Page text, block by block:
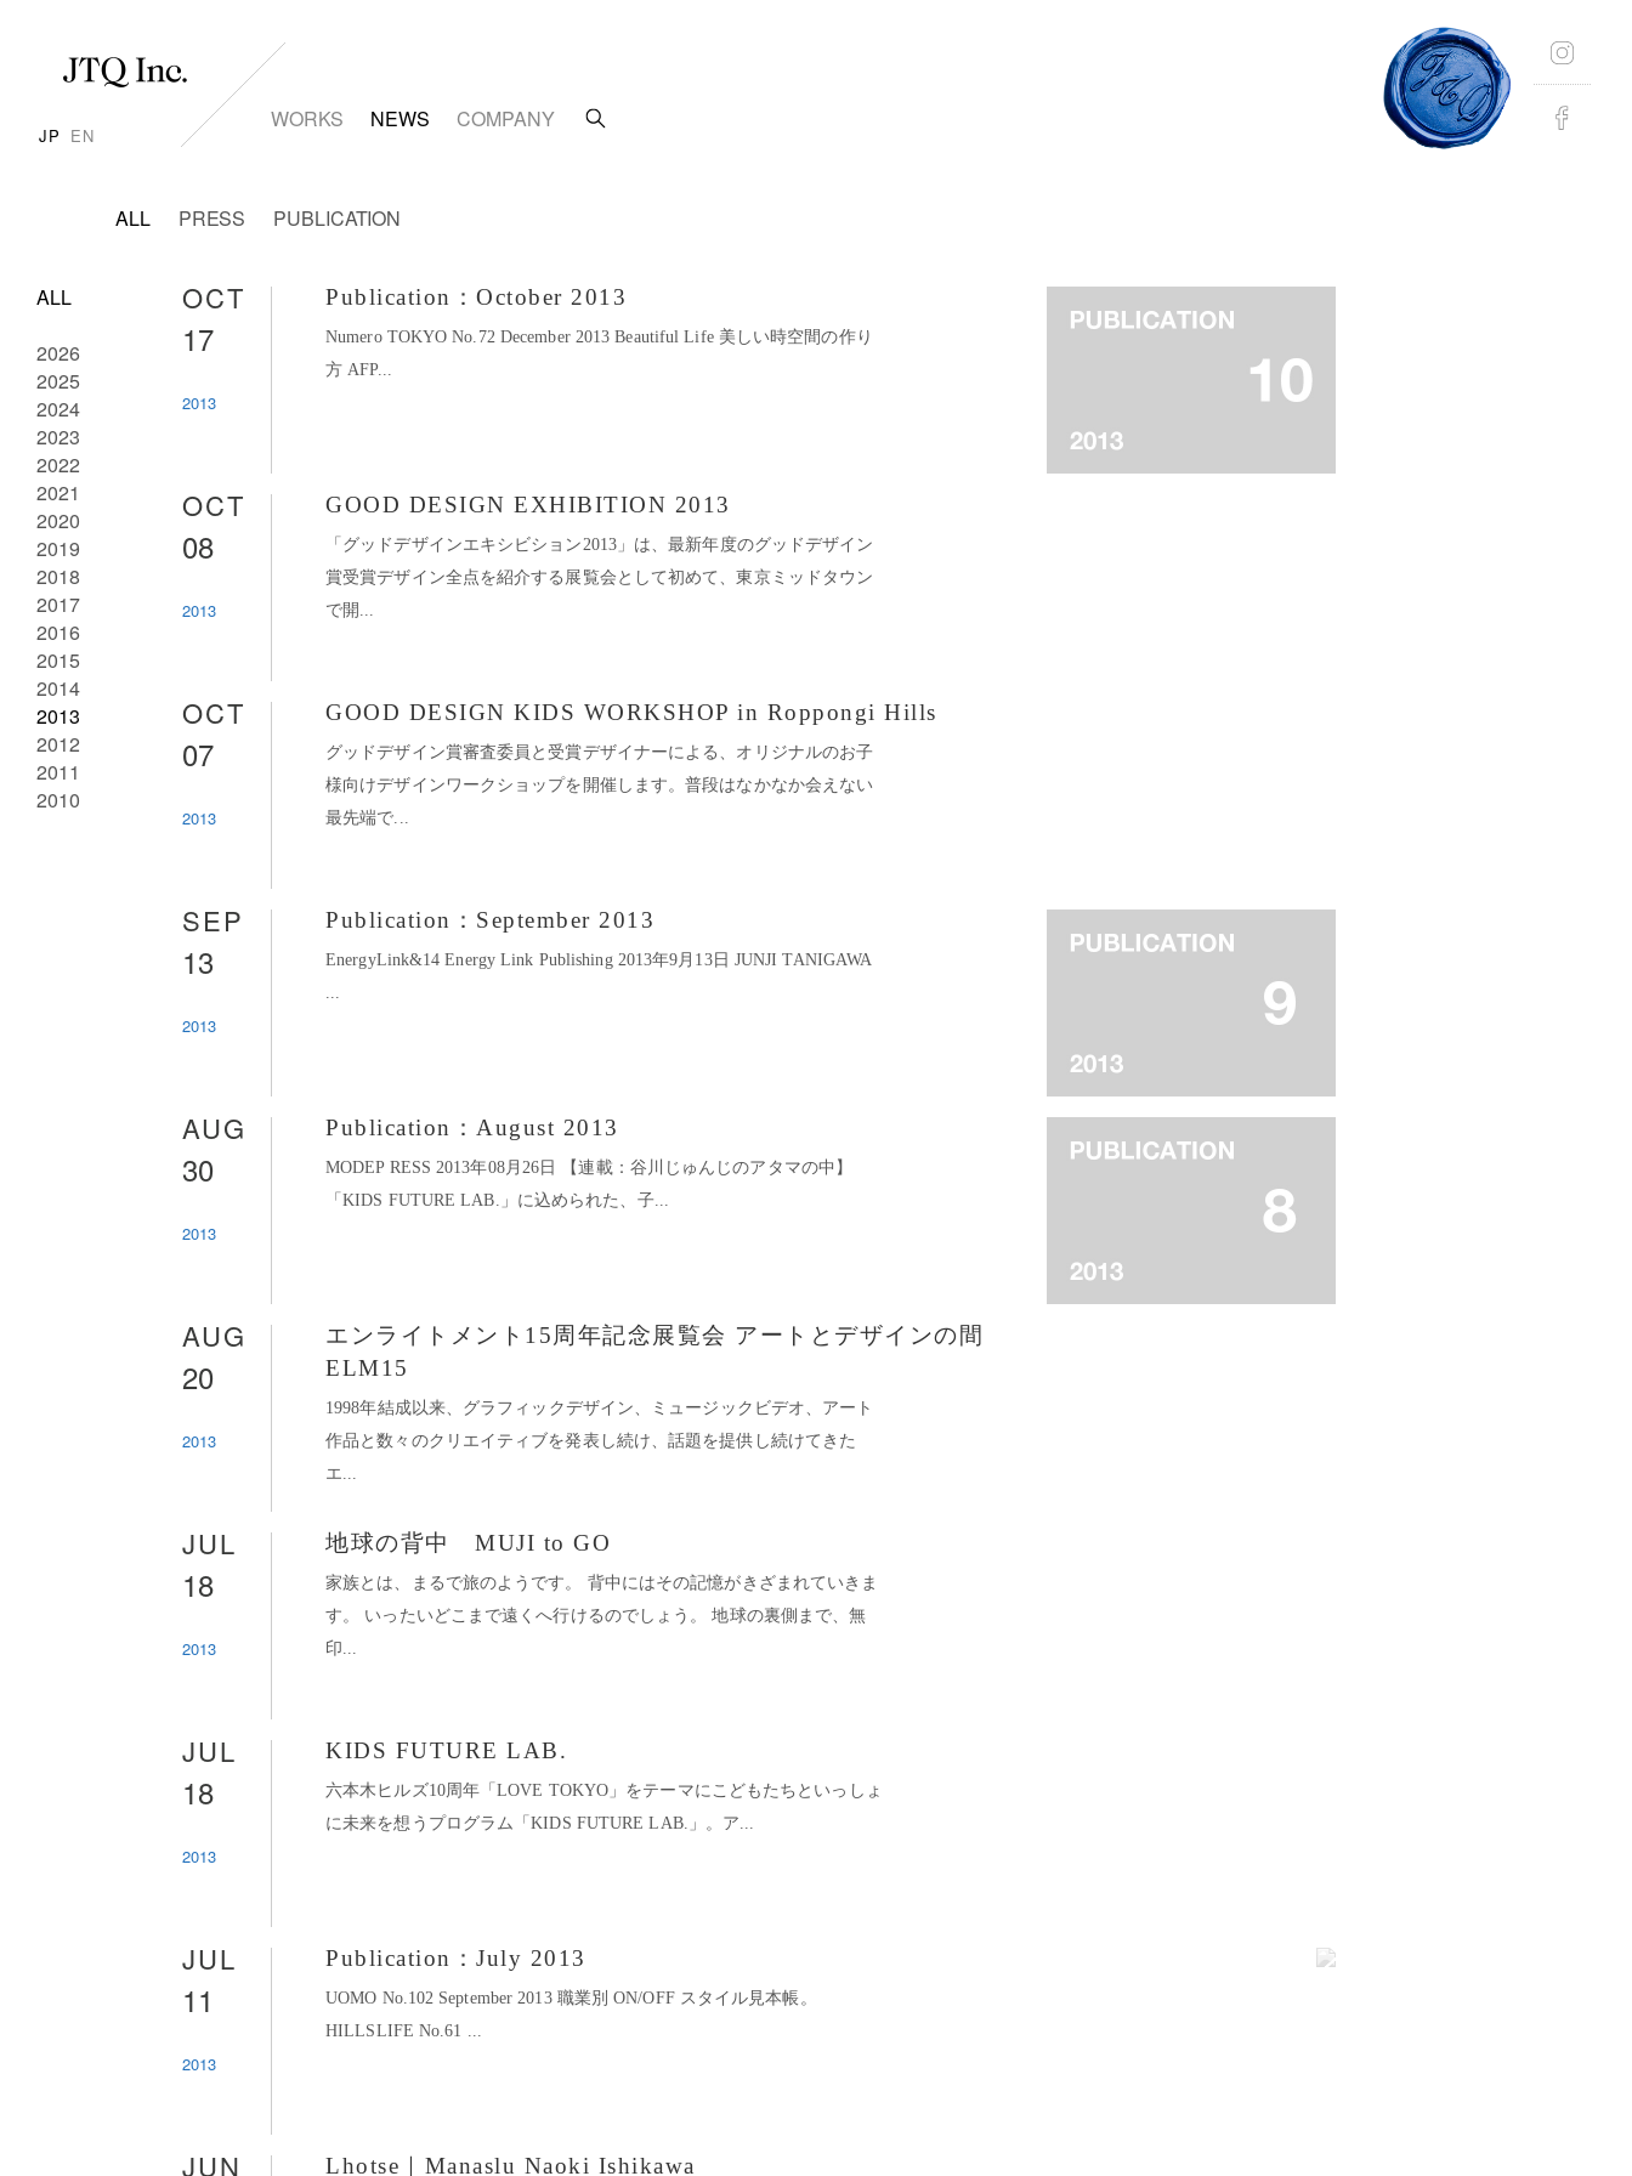
JP EN
WORKS NEWS COMPANY
ALL PRESS PUBLICATION
ALL
2026
2025
2024
2023
2022
2021
2020
2019
2018
2017
2016
2015
2014
2013
2012
2011
2010
OCT
17
2013
Publication：October 2013
Numero TOKYO No.72 December 2013 Beautiful Life 美しい時空間の作り
方 AFP...
OCT
08
2013
GOOD DESIGN EXHIBITION 2013
「グッドデザインエキシビション2013」は、最新年度のグッドデザイン
賞受賞デザイン全点を紹介する展覧会として初めて、東京ミッドタウン
で開...
OCT
07
2013
GOOD DESIGN KIDS WORKSHOP in Roppongi Hills
グッドデザイン賞審査委員と受賞デザイナーによる、オリジナルのお子
様向けデザインワークショップを開催します。普段はなかなか会えない
最先端で...
SEP
13
2013
Publication：September 2013
EnergyLink&14 Energy Link Publishing 2013年9月13日 JUNJI TANIGAWA
...
AUG
30
2013
Publication：August 2013
MODEP RESS 2013年08月26日 【連載：谷川じゅんじのアタマの中】
「KIDS FUTURE LAB.」に込められた、子...
AUG
20
2013
エンライトメント15周年記念展覧会 アートとデザインの間
ELM15
1998年結成以来、グラフィックデザイン、ミュージックビデオ、アート
作品と数々のクリエイティブを発表し続け、話題を提供し続けてきた
エ...
JUL
18
2013
地球の背中 MUJI to GO
家族とは、まるで旅のようです。 背中にはその記憶がきざまれていきま
す。 いったいどこまで遠くへ行けるのでしょう。 地球の裏側まで、無
印...
JUL
18
2013
KIDS FUTURE LAB.
六本木ヒルズ10周年「LOVE TOKYO」をテーマにこどもたちといっしょ
に未来を想うプログラム「KIDS FUTURE LAB.」。ア...
JUL
11
2013
Publication：July 2013
UOMO No.102 September 2013 職業別 ON/OFF スタイル見本帳。
HILLSLIFE No.61 ...
JUN Lhotse｜Manaslu Naoki Ishikawa